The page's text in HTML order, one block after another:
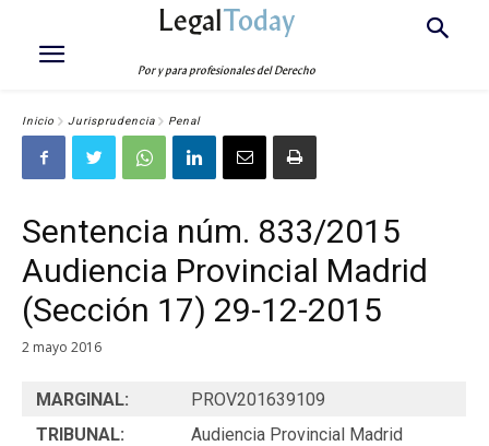
LegalToday
Por y para profesionales del Derecho
Inicio Jurisprudencia Penal
Sentencia núm. 833/2015
Audiencia Provincial Madrid
(Sección 17) 29-12-2015
2 mayo 2016
MARGINAL:
PROV201639109
TRIBUNAL:
Audiencia Provincial Madrid